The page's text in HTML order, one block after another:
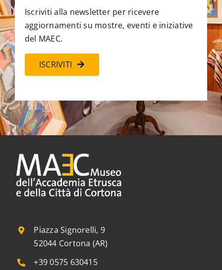
Iscriviti alla newsletter per ricevere
aggiornamenti su mostre, eventi e iniziative
del MAEC.
ISCRIVITI
Piazza Signorelli, 9
52044 Cortona (AR)
+39 0575 630415